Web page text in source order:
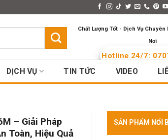
Chất Lượng Tốt - Dịch Vụ Chuyên
Nơi
Hotline 24/7:
DỊCH VỤ TIN TỨC VIDEO
– Giải Pháp
Toàn, Hiệu Quả
SẢN PHẨM NỔI